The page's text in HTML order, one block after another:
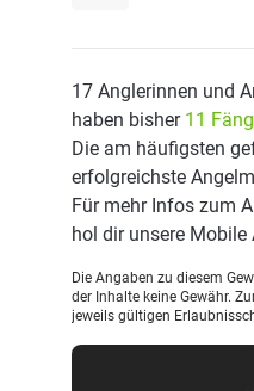
17 Anglerinnen und
haben bisher 11
Die am häufigsten
erfolgreichste
Für mehr Infos zum
hol dir unsere Mobile
Die Angaben zu diesem
der Inhalte keine Gewähr.
jeweils gültigen